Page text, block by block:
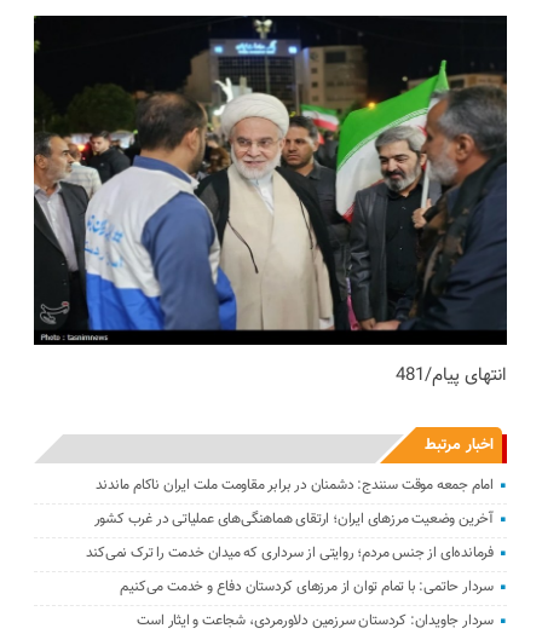
انتهای پیام/481
اخبار مرتبط
امام جمعه موقت سنندج: دشمنان در برابر مقاومت ملت ایران ناکام ماندند
آخرین وضعیت مرزهای ایران؛ ارتقای هماهنگی‌های عملیاتی در غرب کشور
فرمانده‌ای از جنس مردم؛ روایتی از سرداری که میدان خدمت را ترک نمی‌کند
سردار حاتمی: با تمام توان از مرزهای کردستان دفاع و خدمت می‌کنیم
سردار جاویدان: کردستان سرزمین دلاورمردی، شجاعت و ایثار است